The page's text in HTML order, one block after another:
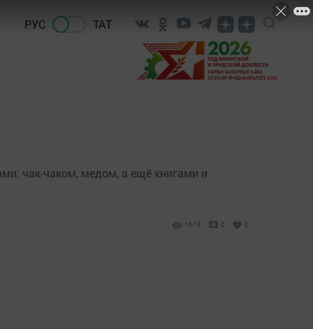
РУС ТАТ
чак-чаком, медом, а ещё книгами и
1618 0 0